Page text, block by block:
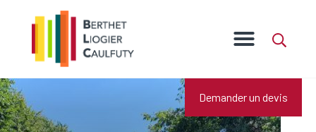
Demander un devis